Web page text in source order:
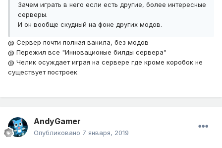
Зачем играть в него если есть другие, более интересные
серверы.
И он вообще скудный на фоне других модов.
@ Сервер почти полная ванила, без модов
@ Пережил все "Инновационые билды сервера"
@ Челик осуждает играя на сервере где кроме коробок не
существует построек
AndyGamer
Опубликовано 7 января, 2019